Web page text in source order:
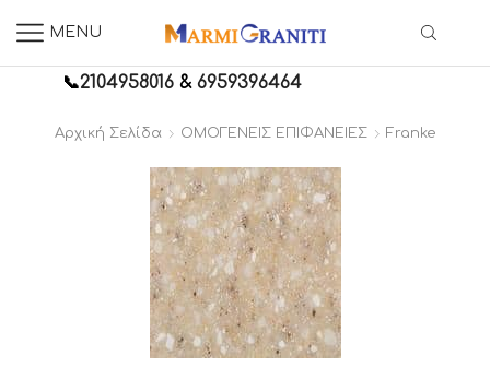
MENU
📞2104958016 &6959396464
Αρχική Σελίδα ΟΜΟΓΕΝΕΙΣ ΕΠΙΦΑΝΕΙΕΣ Franke